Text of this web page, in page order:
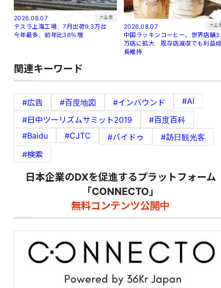
2026.08.07 大企業
テスラ上海工場、7月出荷9.3万台
今年最多、前年比38％増
2026.08.07 大企
中国ラッキンコーヒー、世界店舗
万店に拡大 既存店減収でも利益
長維持
関連キーワード
#広告 #百度地図 #インバウンド
#AI
#日中ツーリズムサミット2019
#百度百科
#Baidu
#CJTC #バイドゥ
#訪日観光客
#検索
日本企業のDXを促進するプラットフォーム
「CONNECTO」
無料コンテンツ公開中